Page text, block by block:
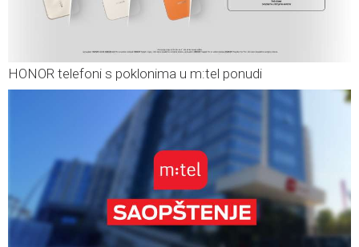
HONOR telefoni s poklonima u m:tel ponudi